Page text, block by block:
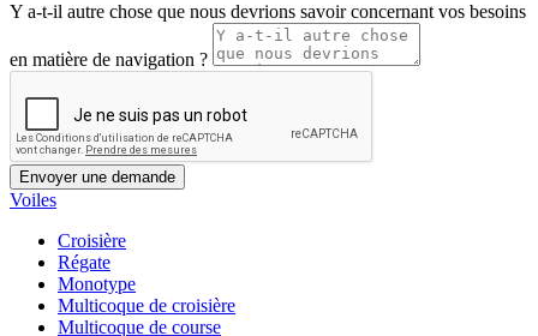
Y a-t-il autre chose que nous devrions savoir concernant vos besoins
en matière de navigation ?
Voiles
Croisière
Régate
Monotype
Multicoque de croisière
Multicoque de course